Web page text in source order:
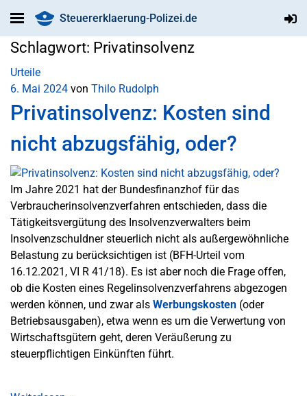
Steuererklaerung-Polizei.de
Schlagwort: Privatinsolvenz
Urteile
6. Mai 2024 von Thilo Rudolph
Privatinsolvenz: Kosten sind
nicht abzugsfähig, oder?
Im Jahre 2021 hat der Bundesfinanzhof für das
Verbraucherinsolvenzverfahren entschieden, dass die
Tätigkeitsvergütung des Insolvenzverwalters beim
Insolvenzschuldner steuerlich nicht als außergewöhnliche
Belastung zu berücksichtigen ist (BFH-Urteil vom
16.12.2021, VI R 41/18). Es ist aber noch die Frage offen,
ob die Kosten eines Regelinsolvenzverfahrens abgezogen
werden können, und zwar als Werbungskosten (oder
Betriebsausgaben), etwa wenn es um die Verwertung von
Wirtschaftsgütern geht, deren Veräußerung zu
steuerpflichtigen Einkünften führt.